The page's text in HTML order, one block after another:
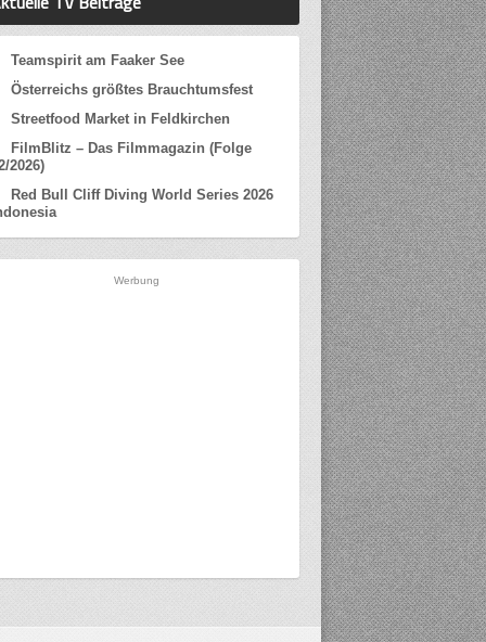
Teamspirit am Faaker See
Österreichs größtes Brauchtumsfest
Streetfood Market in Feldkirchen
FilmBlitz – Das Filmmagazin (Folge
2026)
Red Bull Cliff Diving World Series 2026
Werbung